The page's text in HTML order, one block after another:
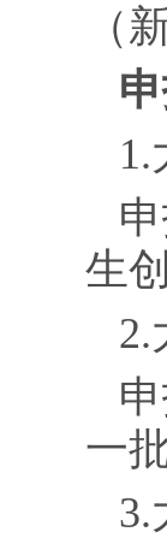
（
生
2.
一
3.